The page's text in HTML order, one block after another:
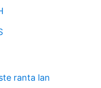
ranta lan